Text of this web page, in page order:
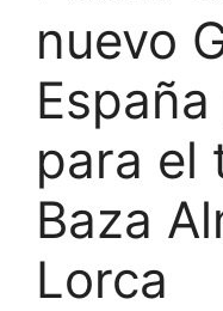
nuevo
para el
Baza
Lorca